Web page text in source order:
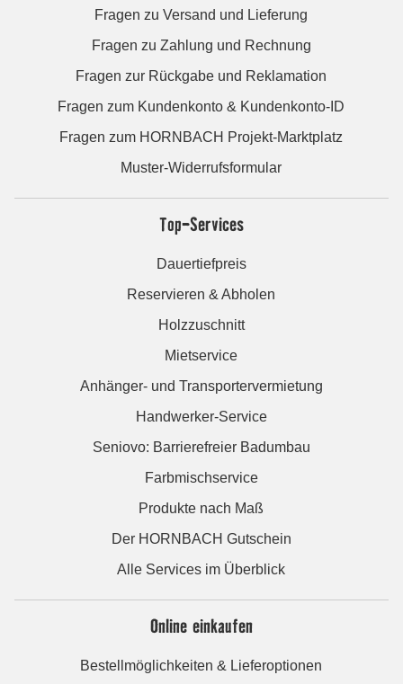
Fragen zu Versand und Lieferung
Fragen zu Zahlung und Rechnung
Fragen zur Rückgabe und Reklamation
Fragen zum Kundenkonto & Kundenkonto-ID
Fragen zum HORNBACH Projekt-Marktplatz
Muster-Widerrufsformular
Top-Services
Dauertiefpreis
Reservieren & Abholen
Holzzuschnitt
Mietservice
Anhänger- und Transportervermietung
Handwerker-Service
Seniovo: Barrierefreier Badumbau
Farbmischservice
Produkte nach Maß
Der HORNBACH Gutschein
Alle Services im Überblick
Online einkaufen
Bestellmöglichkeiten & Lieferoptionen